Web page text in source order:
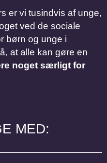
er vi tusindvis af unge,
ved de sociale
børn og unge i
at alle kan gøre en
noget særligt for
MED: